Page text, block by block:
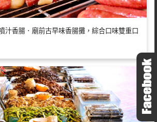
汁香腸．廟前古早味香腸攤，綜合口味雙重口